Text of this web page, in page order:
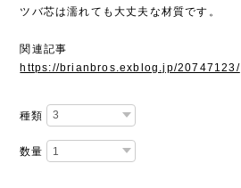
ツバ芯は濡れても大丈夫な材質です。
関連記事
https://brianbros.exblog.jp/20747123/
種類
数量